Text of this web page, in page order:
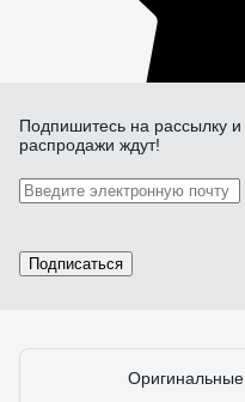
Подпишитесь на рассылку и
распродажи ждут!
Подписаться
Оригинальные